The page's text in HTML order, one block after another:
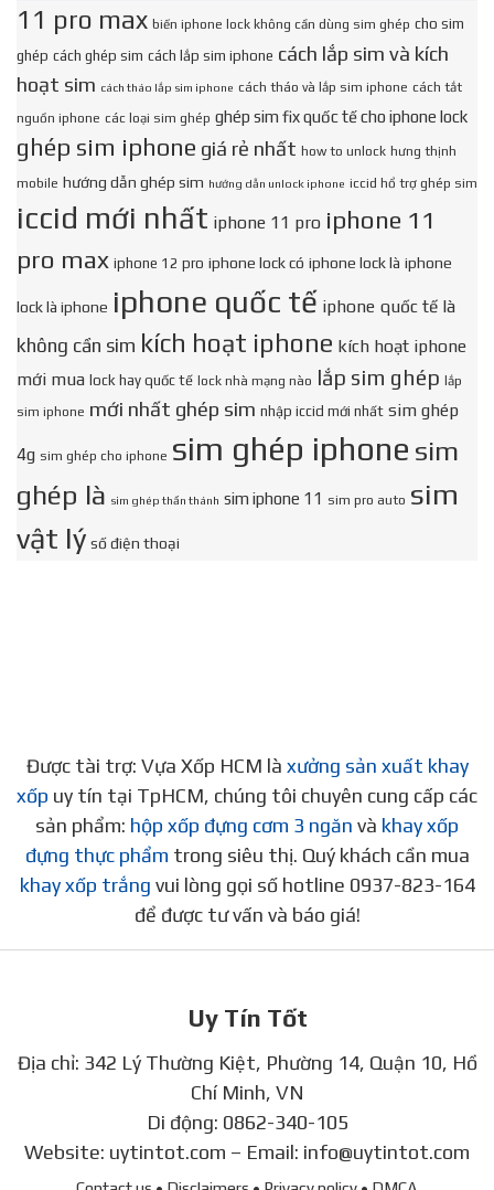
11 pro max biến iphone lock không cần dùng sim ghép cho sim
ghép cách ghép sim cách lắp sim iphone cách lắp sim và kích
hoạt sim cách tháo lắp sim iphone cách tháo và lắp sim iphone cách tắt
nguồn iphone các loại sim ghép ghép sim fix quốc tế cho iphone lock
ghép sim iphone giá rẻ nhất how to unlock hưng thịnh
mobile hướng dẫn ghép sim hướng dẫn unlock iphone iccid hổ trợ ghép sim
iccid mới nhất iphone 11 pro iphone 11
pro max iphone 12 pro iphone lock có iphone lock là iphone
lock là iphone iphone quốc tế iphone quốc tế là
không cần sim kích hoạt iphone kích hoạt iphone
mới mua lock hay quốc tế lock nhà mạng nào lắp sim ghép lắp
sim iphone mới nhất ghép sim nhập iccid mới nhất sim ghép
4g sim ghép cho iphone sim ghép iphone sim
ghép là sim ghép thần thánh sim iphone 11 sim pro auto sim
vật lý số điện thoại
Được tài trợ: Vựa Xốp HCM là xưởng sản xuất khay
xốp uy tín tại TpHCM, chúng tôi chuyên cung cấp các
sản phẩm: hộp xốp đựng cơm 3 ngăn và khay xốp
đựng thực phẩm trong siêu thị. Quý khách cần mua
khay xốp trắng vui lòng gọi số hotline 0937-823-164
để được tư vấn và báo giá!
Uy Tín Tốt
Địa chỉ: 342 Lý Thường Kiệt, Phường 14, Quận 10, Hồ
Chí Minh, VN
Di động: 0862-340-105
Website: uytintot.com – Email: info@uytintot.com